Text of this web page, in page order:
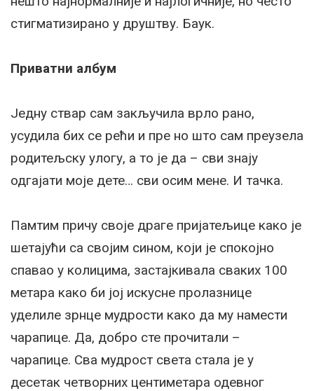
стигматизирано у друштву. Баук.
Приватни албум
Једну ствар сам закључила врло рано,
усудила бих се рећи и пре но што сам преузела
родитељску улогу, а то је да – сви знају
одгајати моје дете… сви осим мене. И тачка.
Памтим причу своје драге пријатељице како је
шетајући са својим сином, који је спокојно
спавао у колицима, застајкивала сваких 100
метара како би јој искусне пролазнице
уделиле зрнце мудрости како да му намести
чарапице. Да, добро сте прочитали –
чарапице. Сва мудрост света стала је у
десетак четворних центиметара одевног